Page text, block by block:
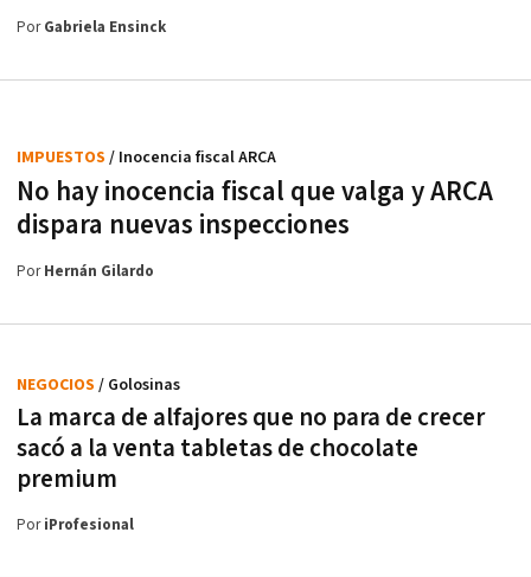
PorGabriela Ensinck
No hay inocencia fiscal que valga y ARCA
dispara nuevas inspecciones
IMPUESTOS / Inocencia fiscal ARCA
PorHernán Gilardo
La marca de alfajores que no para de crecer
sacó a la venta tabletas de chocolate
premium
NEGOCIOS / Golosinas
PoriProfesional